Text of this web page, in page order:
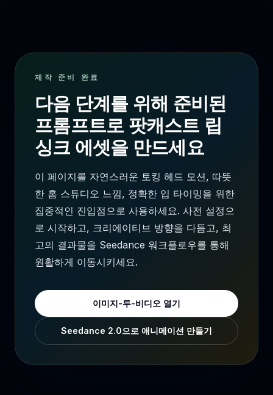
제작 준비 완료
다음 단계를 위해 준비된
프롬프트로 팟캐스트 립
싱크 에셋을 만드세요
이 페이지를 자연스러운 토킹 헤드 모션, 따뜻
한 홈 스튜디오 느낌, 정확한 입 타이밍을 위한
집중적인 진입점으로 사용하세요. 사전 설정으
로 시작하고, 크리에이티브 방향을 다듬고, 최
고의 결과물을 Seedance 워크플로우를 통해
원활하게 이동시키세요.
이미지-투-비디오 열기
Seedance 2.0으로 애니메이션 만들기